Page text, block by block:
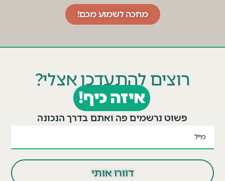
מחכה לשמוע מכם!
רוצים להתעדכן אצלי?
איזה כיף!
פשוט נרשמים פה ואתם בדרך הנכונה
דוורו אותי